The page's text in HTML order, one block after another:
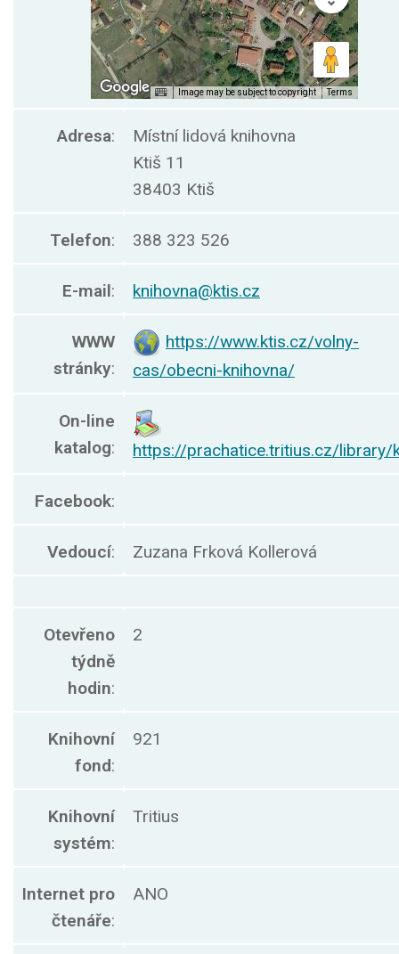
Adresa:
Místní lidová knihovna
Ktiš 11
38403 Ktiš
Telefon: 388 323 526
E-mail: knihovna@ktis.cz
WWW
stránky:
https://www.ktis.cz/volny-
cas/obecni-knihovna/
On-line
katalog: https://prachatice.tritius.cz/library/
Facebook:
Vedoucí: Zuzana Frková Kollerová
Otevřeno
týdně
hodin:
2
Knihovní
fond:
921
Knihovní
systém:
Tritius
Internet pro
čtenáře:
ANO